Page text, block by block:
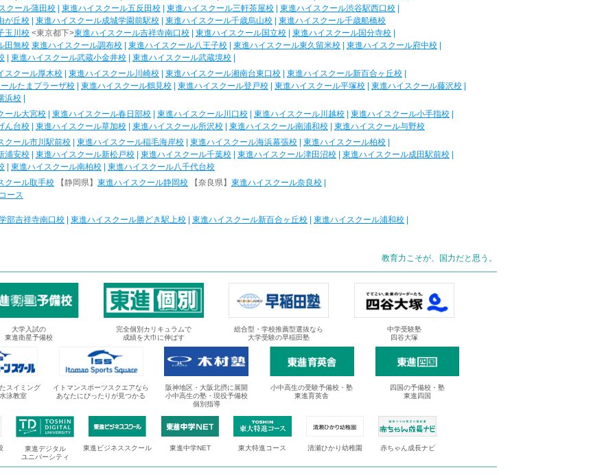
クール蒲田校 東進ハイスクール五反田校 東進ハイスクール三軒茶屋校 東進ハイスクール渋谷駅西口校
が丘校 東進ハイスクール成城学園前駅校 東進ハイスクール千歳烏山校
東進ハイスクール千歳船橋校
玉川校 <東京都下>東進ハイスクール吉祥寺南口校 東進ハイスクール国立校 東進ハイスクール国分寺校
田無校 東進ハイスクール調布校 東進ハイスクール八王子校 東進ハイスクール東久留米校 東進ハイスクール府中校
東進ハイスクール武蔵小金井校 東進ハイスクール武蔵境校
スクール厚木校 東進ハイスクール川崎校 東進ハイスクール湘南台東口校 東進ハイスクール新百合ヶ丘校
ルたまプラーザ校 東進ハイスクール鶴見校 東進ハイスクール登戸校 東進ハイスクール平塚校 東進ハイスクール藤沢校
浜校
ール大宮校 東進ハイスクール春日部校 東進ハイスクール川口校 東進ハイスクール川越校 東進ハイスクール小手指校
ん台校 東進ハイスクール草加校 東進ハイスクール所沢校 東進ハイスクール南浦和校
東進ハイスクール与野校
クール市川駅前校 東進ハイスクール稲毛海岸校 東進ハイスクール海浜幕張校 東進ハイスクール柏校
浦安校 東進ハイスクール新松戸校 東進ハイスクール千葉校 東進ハイスクール津田沼校 東進ハイスクール成田駅前校
東進ハイスクール南柏校
東進ハイスクール八千代台校
クール取手校 【静岡県】 東進ハイスクール静岡校 【奈良県】 東進ハイスクール奈良校
ース
部吉祥寺南口校 東進ハイスクール勝どき駅上校 東進ハイスクール新百合ヶ丘校 東進ハイスクール浦和校
教育力こそが、国力だと思う。
大学入試の
東進衛星予備校
完全個別カリキュラムで
成績を大巾に伸ばす
総合型・学校推薦型選抜なら
大学受験の早稲田塾
中学受験塾
四谷大塚
スイミング
泳教室
イトマンスポーツスクエアなら
あなたにぴったりが見つかる
阪神地区・大阪北摂に展開
小中高生の塾・現役予備校
個別指導
小中高生の受験予備校・塾
東進育英舎
四国の予備校・塾
東進四国
東進デジタル
ユニバーシティ
東進ビジネススクール 東進中学NET 東大特進コース 清瀬ひかり幼稚園 赤ちゃん成長ナビ